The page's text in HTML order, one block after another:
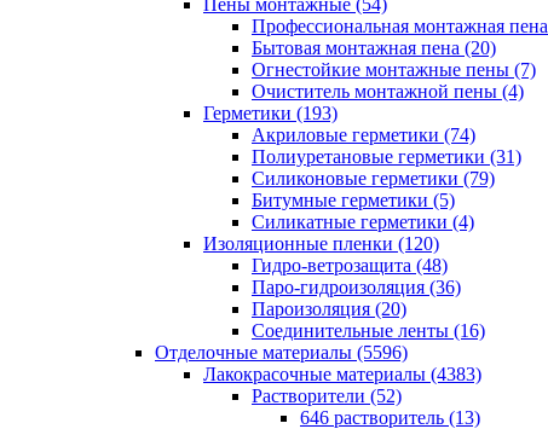
Пены монтажные (54)
Профессиональная монтажная
Бытовая монтажная пена (20)
Огнестойкие монтажные пены (7)
Очиститель монтажной пены (4)
Герметики (193)
Акриловые герметики (74)
Полиуретановые герметики (31)
Силиконовые герметики (79)
Битумные герметики (5)
Силикатные герметики (4)
Изоляционные пленки (120)
Гидро-ветрозащита (48)
Паро-гидроизоляция (36)
Пароизоляция (20)
Соединительные ленты (16)
Отделочные материалы (5596)
Лакокрасочные материалы (4383)
Растворители (52)
646 растворитель (13)